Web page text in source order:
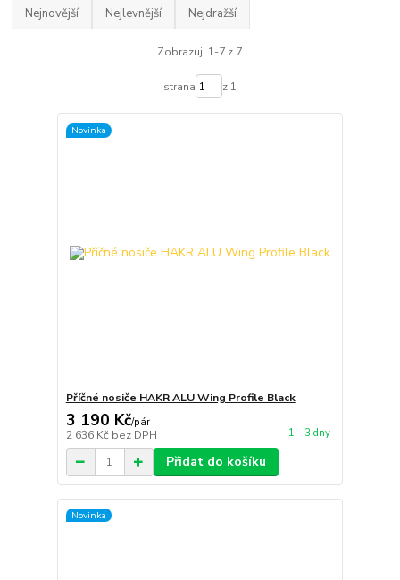
Nejnovější Nejlevnější Nejdražší
Zobrazuji 1-7 z 7
strana z 1
Novinka
Příčné nosiče HAKR ALU Wing Profile Black
3 190 Kč/pár
2 636 Kč bez DPH 1 - 3 dny
Přidat do košíku
Novinka